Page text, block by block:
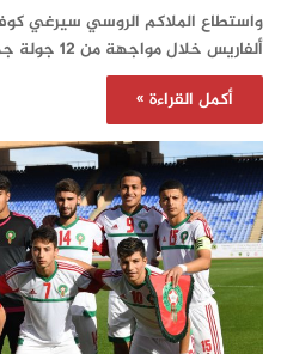
واستطاع الملاكم الروسي سيرغي
ألفاريس خلال مواجهة من 12 جولة جمعت بينهما ليلة أمس (السبت)،…
أكمل القراءة »